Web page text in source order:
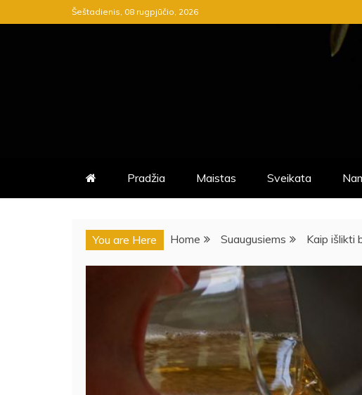
to
Šeštadienis, 08 rugpjūčio, 2026
ASPK.LT – TAI KARŠČIAUSIŲ
Pradžia Maistas Sveikata
You are Here Home Suaugusiems Kaip išlikti